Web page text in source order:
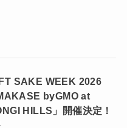
SAKE WEEK 2026
byGMO at
HILLS」開催決定！